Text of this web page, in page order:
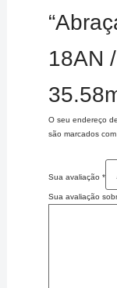
18AN
O seu endereço
são marcados com
Sua avaliação *
Sua avaliação